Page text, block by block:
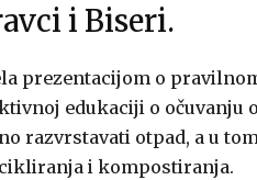
i Biseri.
prezentacijom o
edukaciji o očuvanju
razvrstavati otpad, a u
i kompostiranja.